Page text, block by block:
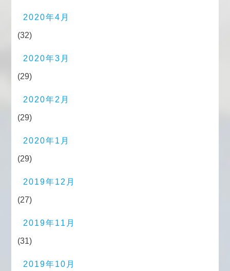
2020年4月
(32)
2020年3月
(29)
2020年2月
(29)
2020年1月
(29)
2019年12月
(27)
2019年11月
(31)
2019年10月